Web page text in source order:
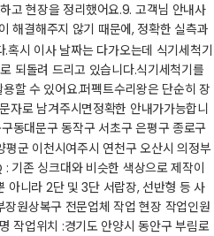
고 현장을 정리했어요.​​9. 고객님 안내사
해결해주지 않기 때문에, 정확한 실측과
시 이사 날짜는 다가오는데 식기세척기
되돌려 드리고 있습니다.​​식기세척기를
할 수 있어요.​퍼펙트수리왕은 단순히 장
자로 남겨주시면정확한 안내가가능합니
동대문구 동작구 서초구 은평구 종로구​
군 이천시여주시 연천구 오산시 의정부
기존 싱크대와 비슷한 색상으로 제작이
아니라 2단 및 3단 서랍장, 선반형 등 사
원상복구 전문업체 작업 현장 작업인원
작업위치 :경기도 안양시 동안구 부림로